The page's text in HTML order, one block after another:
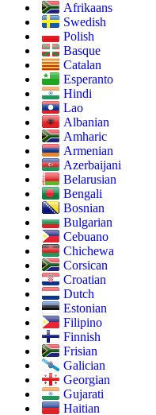
Afrikaans
Swedish
Polish
Basque
Catalan
Esperanto
Hindi
Lao
Albanian
Amharic
Armenian
Azerbaijani
Belarusian
Bengali
Bosnian
Bulgarian
Cebuano
Chichewa
Corsican
Croatian
Dutch
Estonian
Filipino
Finnish
Frisian
Galician
Georgian
Gujarati
Haitian